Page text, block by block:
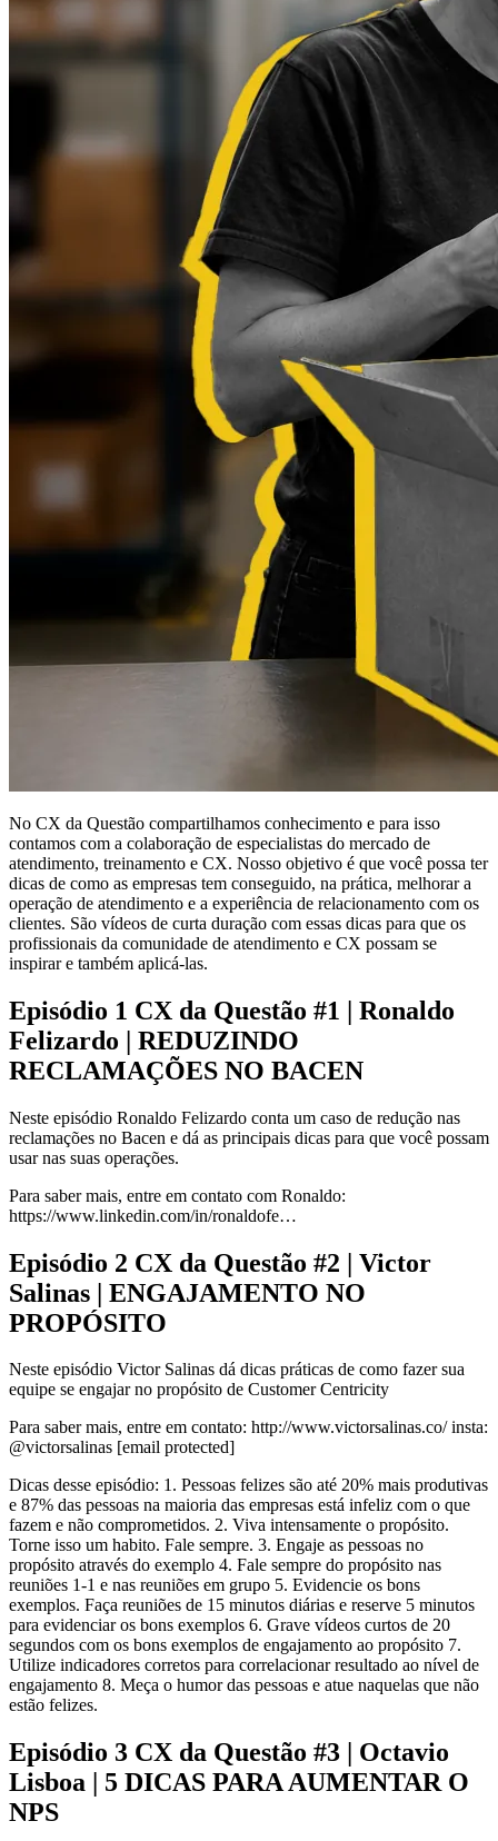
No CX da Questão compartilhamos conhecimento e para isso
contamos com a colaboração de especialistas do mercado de
atendimento, treinamento e CX. Nosso objetivo é que você possa ter
dicas de como as empresas tem conseguido, na prática, melhorar a
operação de atendimento e a experiência de relacionamento com os
clientes. São vídeos de curta duração com essas dicas para que os
profissionais da comunidade de atendimento e CX possam se
inspirar e também aplicá-las.
Episódio 1 CX da Questão #1 | Ronaldo
Felizardo | REDUZINDO
RECLAMAÇÕES NO BACEN
Neste episódio Ronaldo Felizardo conta um caso de redução nas
reclamações no Bacen e dá as principais dicas para que você possam
usar nas suas operações.
Para saber mais, entre em contato com Ronaldo:
https://www.linkedin.com/in/ronaldofe…
Episódio 2 CX da Questão #2 | Victor
Salinas | ENGAJAMENTO NO
PROPÓSITO
Neste episódio Victor Salinas dá dicas práticas de como fazer sua
equipe se engajar no propósito de Customer Centricity
Para saber mais, entre em contato: http://www.victorsalinas.co/ insta:
@victorsalinas [email protected]
Dicas desse episódio: 1. Pessoas felizes são até 20% mais produtivas
e 87% das pessoas na maioria das empresas está infeliz com o que
fazem e não comprometidos. 2. Viva intensamente o propósito.
Torne isso um habito. Fale sempre. 3. Engaje as pessoas no
propósito através do exemplo 4. Fale sempre do propósito nas
reuniões 1-1 e nas reuniões em grupo 5. Evidencie os bons
exemplos. Faça reuniões de 15 minutos diárias e reserve 5 minutos
para evidenciar os bons exemplos 6. Grave vídeos curtos de 20
segundos com os bons exemplos de engajamento ao propósito 7.
Utilize indicadores corretos para correlacionar resultado ao nível de
engajamento 8. Meça o humor das pessoas e atue naquelas que não
estão felizes.
Episódio 3 CX da Questão #3 | Octavio
Lisboa | 5 DICAS PARA AUMENTAR O
NPS